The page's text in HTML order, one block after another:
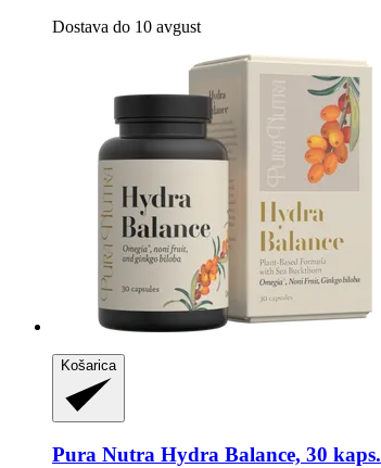
Dostava do 10 avgust
Košarica
Pura Nutra Hydra Balance, 30 kaps.